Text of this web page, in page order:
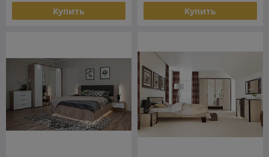
Купить Купить